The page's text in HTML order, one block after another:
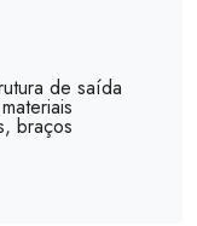
de saída
braços